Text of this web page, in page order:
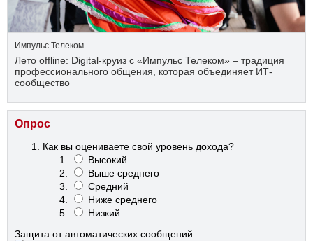
Импульс Телеком
Лето offline: Digital-круиз с «Импульс Телеком» – традиция
профессионального общения, которая объединяет ИТ-
сообщество
Опрос
Как вы оцениваете свой уровень дохода?
Высокий
Выше среднего
Средний
Ниже среднего
Низкий
Защита от автоматических сообщений